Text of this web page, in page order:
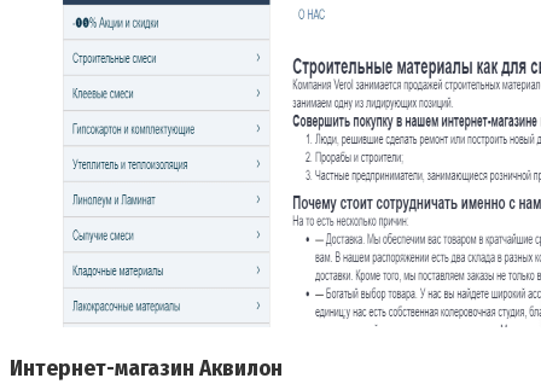
Интернет-магазин Аквилон